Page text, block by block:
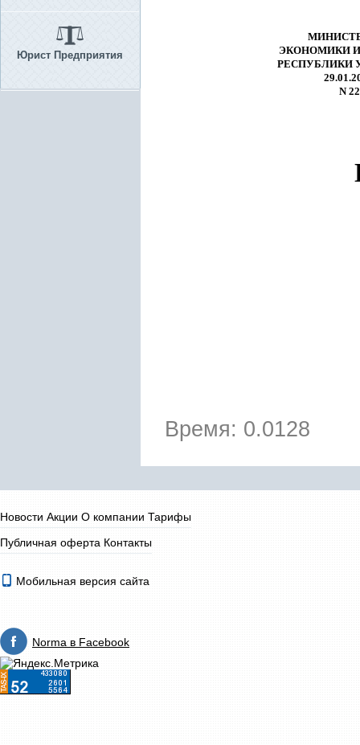
Юрист Предприятия
ЭКОНОМИКИ
РЕСПУБЛИКИ
N
Время: 0.0128
Новости Акции О компании Тарифы
Публичная оферта Контакты
Мобильная версия сайта
Norma в Facebook